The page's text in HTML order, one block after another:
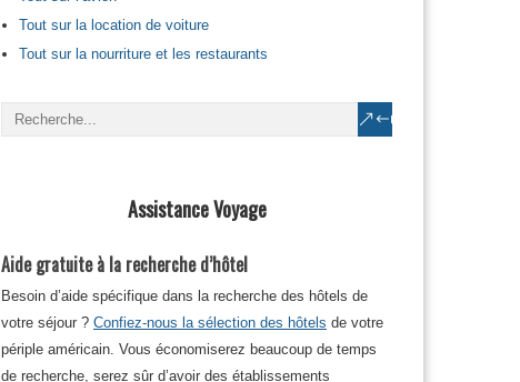
Tout sur la location de voiture
Tout sur la nourriture et les restaurants
Assistance Voyage
Aide gratuite à la recherche d’hôtel
Besoin d’aide spécifique dans la recherche des hôtels de
votre séjour ? Confiez-nous la sélection des hôtels de votre
périple américain. Vous économiserez beaucoup de temps
de recherche, serez sûr d’avoir des établissements